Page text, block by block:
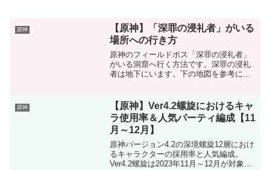
原神
【原神】「深罪の浸礼者」がいる
場所への行き方
原神のフィールドボス「深罪の浸礼者」
がいる洞窟へ行く方法です。深罪の浸礼
者は地下にいます。下の地図を参考にし
そこから下に降りて、丸で囲んだ地下へ
の入り口へ向かいます。そ...
原神
【原神】Ver4.2螺旋におけるキャ
ラ使用率＆人気パーティ編成【11
月～12月】
原神バージョン4.2の深境螺旋12層におけ
るキャラクターの採用率と人気編成。
Ver4.2螺旋は2023年11月～12月が対象で